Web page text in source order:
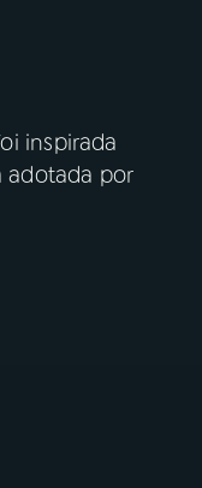
inspirada
adotada por